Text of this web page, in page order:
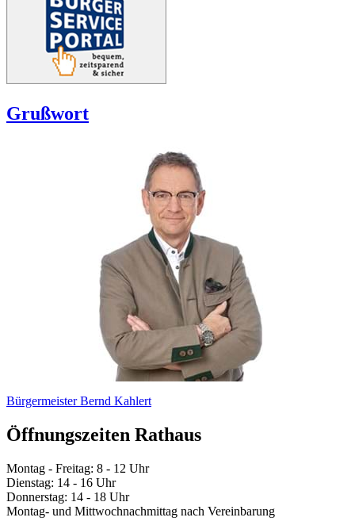
Grußwort
Bürgermeister Bernd Kahlert
Öffnungszeiten Rathaus
Montag - Freitag: 8 - 12 Uhr
Dienstag: 14 - 16 Uhr
Donnerstag: 14 - 18 Uhr
Montag- und Mittwochnachmittag nach Vereinbarung